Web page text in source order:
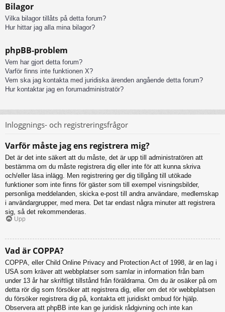
Bilagor
Vilka bilagor tillåts på detta forum?
Hur hittar jag alla mina bilagor?
phpBB-problem
Vem har gjort detta forum?
Varför finns inte funktionen X?
Vem ska jag kontakta med juridiska ärenden angående detta forum?
Hur kontaktar jag en forumadministratör?
Inloggnings- och registreringsfrågor
Varför måste jag ens registrera mig?
Det är det inte säkert att du måste, det är upp till administratören att
bestämma om du måste registrera dig eller inte för att kunna skriva
och/eller läsa inlägg. Men registrering ger dig tillgång till utökade
funktioner som inte finns för gäster som till exempel visningsbilder,
personliga meddelanden, skicka e-post till andra användare, medlemskap
i användargrupper, med mera. Det tar endast några minuter att registrera
sig, så det rekommenderas.
Upp
Vad är COPPA?
COPPA, eller Child Online Privacy and Protection Act of 1998, är en lag i
USA som kräver att webbplatser som samlar in information från barn
under 13 år har skriftligt tillstånd från föräldrarna. Om du är osäker på om
detta rör dig som försöker att registrera dig, eller om det rör webbplatsen
du försöker registrera dig på, kontakta ett juridiskt ombud för hjälp.
Observera att phpBB inte kan ge juridisk rådgivning och inte kan